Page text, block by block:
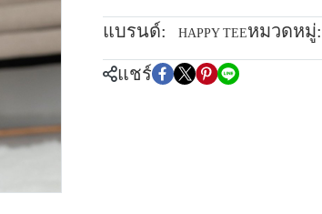
แบรนด์: HAPPY TEEหมวดหมู่:
แชร์